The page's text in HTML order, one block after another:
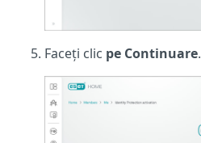
Faceți clic pe Continuare.